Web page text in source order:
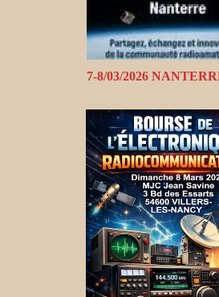
7-8/03/2026